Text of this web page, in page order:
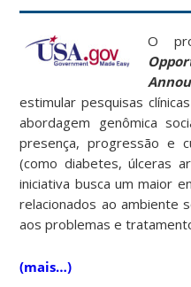
O
estimular pesquisas
abordagem genômica
presença, progressão e
(como diabetes, úlceras
iniciativa busca um maior
relacionados ao ambiente
aos problemas e
(mais…)